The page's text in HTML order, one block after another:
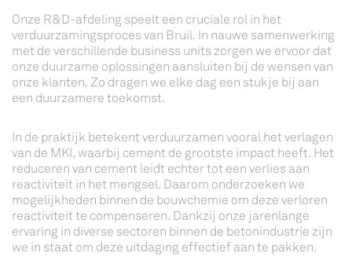
Onze R&D-afdeling speelt een cruciale rol in het
verduurzamingsproces van Bruil. In nauwe samenwerking
met de verschillende business units zorgen we ervoor dat
onze duurzame oplossingen aansluiten bij de wensen van
onze klanten. Zo dragen we elke dag een stukje bij aan
een duurzamere toekomst.
In de praktijk betekent verduurzamen vooral het verlagen
van de MKI, waarbij cement de grootste impact heeft. Het
reduceren van cement leidt echter tot een verlies aan
reactiviteit in het mengsel. Daarom onderzoeken we
mogelijkheden binnen de bouwchemie om deze verloren
reactiviteit te compenseren. Dankzij onze jarenlange
ervaring in diverse sectoren binnen de betonindustrie zijn
we in staat om deze uitdaging effectief aan te pakken.